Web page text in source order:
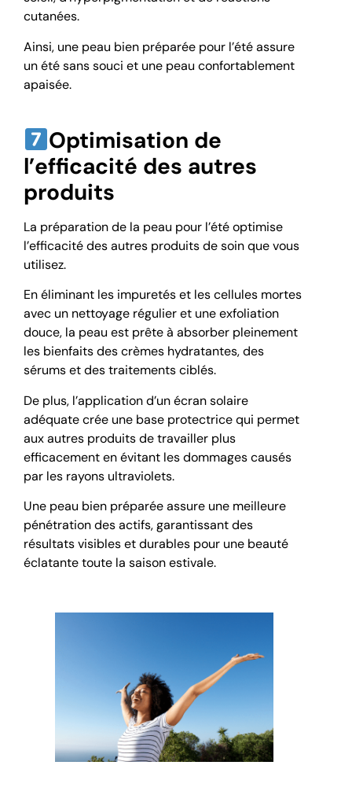
cutanées.
Ainsi, une peau bien préparée pour l’été assure
un été sans souci et une peau confortablement
apaisée.
Optimisation de
l’efficacité des autres
produits
La préparation de la peau pour l’été optimise
l’efficacité des autres produits de soin que vous
utilisez.
En éliminant les impuretés et les cellules mortes
avec un nettoyage régulier et une exfoliation
douce, la peau est prête à absorber pleinement
les bienfaits des crèmes hydratantes, des
sérums et des traitements ciblés.
De plus, l’application d’un écran solaire
adéquate crée une base protectrice qui permet
aux autres produits de travailler plus
efficacement en évitant les dommages causés
par les rayons ultraviolets.
Une peau bien préparée assure une meilleure
pénétration des actifs, garantissant des
résultats visibles et durables pour une beauté
éclatante toute la saison estivale.